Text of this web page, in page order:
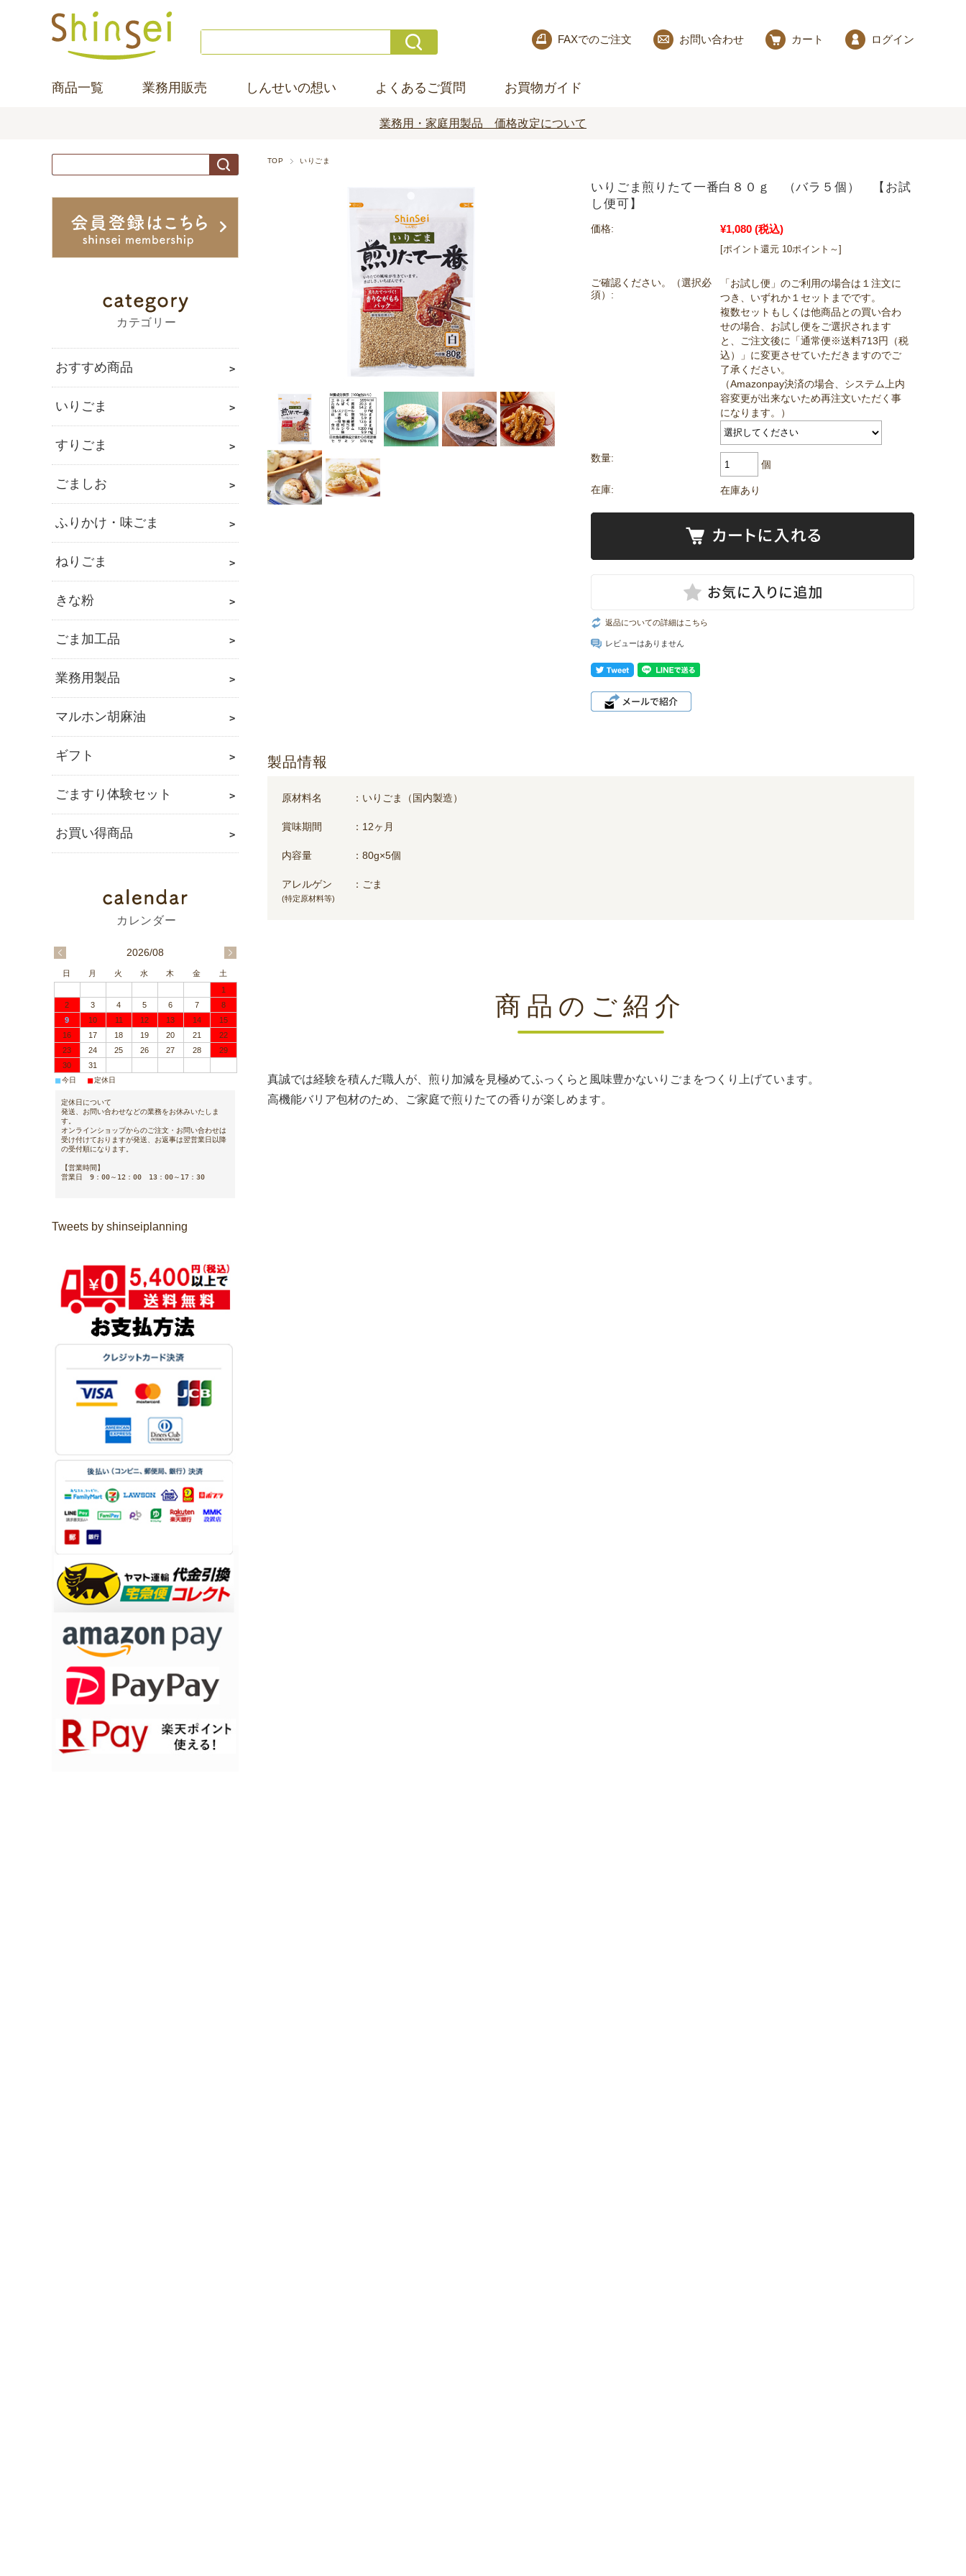
FAXでのご注文 お問い合わせ カート ログイン
商品一覧 業務用販売 しんせいの想い よくあるご質問 お買物ガイド
業務用・家庭用製品 価格改定について
TOP いりごま
いりごま煎りたて一番白８０ｇ （バラ５個） 【お試
し便可】
価格: ¥1,080 (税込)
[ポイント還元 10ポイント～]
ご確認ください。（選択必
須）:
「お試し便」のご利用の場合は１注文に
つき、いずれか１セットまでです。
複数セットもしくは他商品との買い合わ
せの場合、お試し便をご選択されます
と、ご注文後に「通常便※送料713円（税
込）」に変更させていただきますのでご
了承ください。
（Amazonpay決済の場合、システム上内
容変更が出来ないため再注文いただく事
になります。）
数量:
個
在庫: 在庫あり
返品についての詳細はこちら
レビューはありません
製品情報
原材料名 いりごま（国内製造）
賞味期間 12ヶ月
内容量 80g×5個
アレルゲン
(特定原材料等)
ごま
商品のご紹介
真誠では経験を積んだ職人が、煎り加減を見極めてふっくらと風味豊かないりごまをつくり上げています。
高機能バリア包材のため、ご家庭で煎りたての香りが楽しめます。
おすすめ商品
いりごま
すりごま
ごましお
ふりかけ・味ごま
ねりごま
きな粉
ごま加工品
業務用製品
マルホン胡麻油
ギフト
ごますり体験セット
お買い得商品
2026/08
日 月 火 水 木 金
土
1
2
3 4 5 6 7
8
9
10 11 12 13 14
15
16
17 18 19 20 21
22
23
24 25 26 27 28
29
30
31
■今日 ■定休日
定休日について
発送、お問い合わせなどの業務をお休みいたしま
す。
オンラインショップからのご注文・お問い合わせは
受け付けておりますが発送、お返事は翌営業日以降
の受付順になります。
【営業時間】
営業日 9：00～12：00 13：00～17：30
Tweets by shinseiplanning